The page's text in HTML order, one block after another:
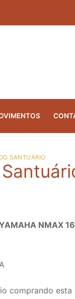
SANTUÁRIO
NMAX
comprando esta